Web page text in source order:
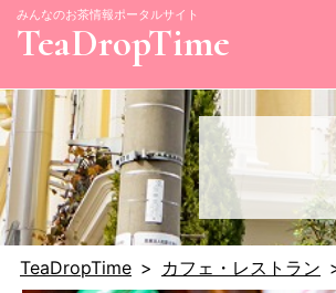
みんなのお茶情報ポータルサイト
TeaDropTime
TeaDropTime カフェ・レストラン